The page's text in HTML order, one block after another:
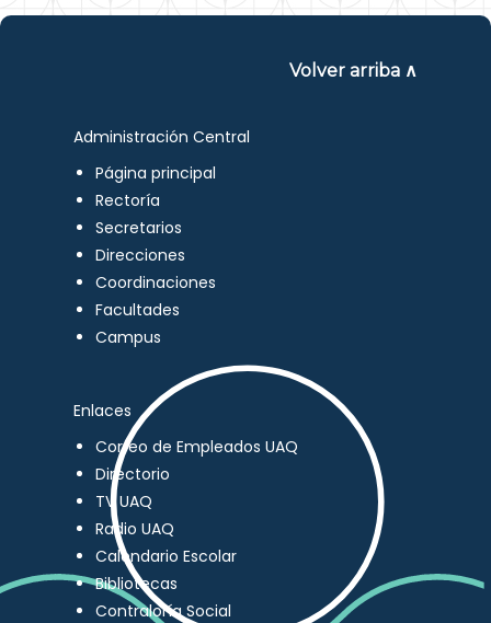
Volver arriba ∧
Administración Central
Página principal
Rectoría
Secretarios
Direcciones
Coordinaciones
Facultades
Campus
Enlaces
Correo de Empleados UAQ
Directorio
TV UAQ
Radio UAQ
Calendario Escolar
Bibliotecas
Contraloría Social